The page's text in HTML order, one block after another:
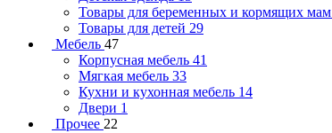
Товары для беременных и кормящих мам
Товары для детей 29
Мебель 47
Корпусная мебель 41
Мягкая мебель 33
Кухни и кухонная мебель 14
Двери 1
Прочее 22